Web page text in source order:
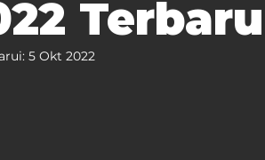
Terbaru
5 Okt 2022